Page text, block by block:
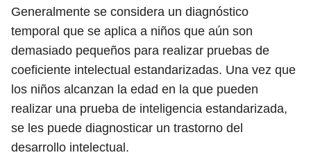
Generalmente se considera un diagnóstico
temporal que se aplica a niños que aún son
demasiado pequeños para realizar pruebas de
coeficiente intelectual estandarizadas. Una vez que
los niños alcanzan la edad en la que pueden
realizar una prueba de inteligencia estandarizada,
se les puede diagnosticar un trastorno del
desarrollo intelectual.